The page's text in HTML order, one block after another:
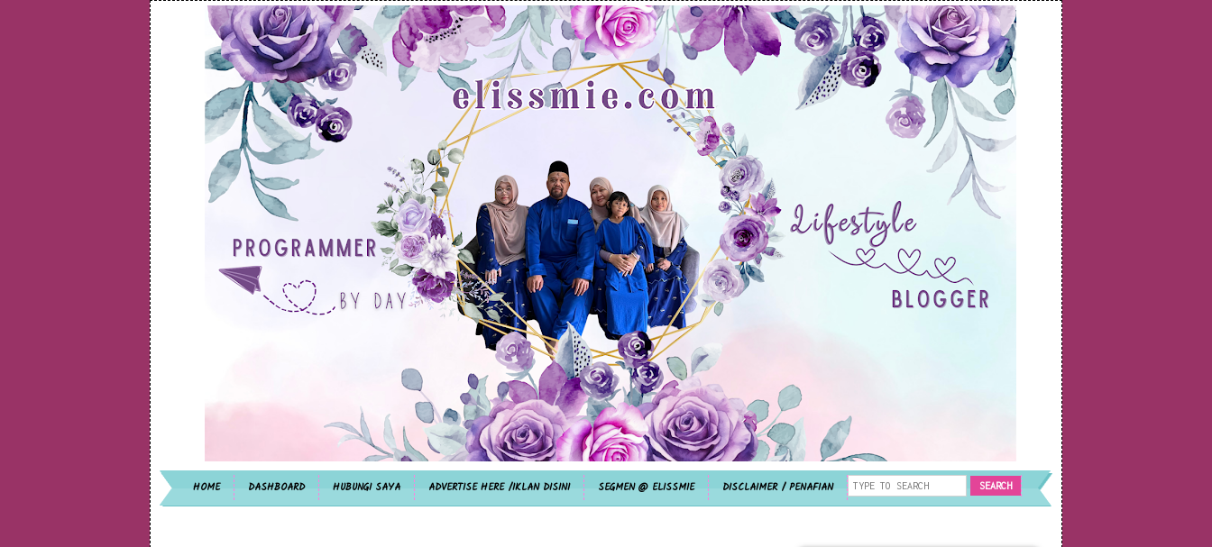
HOME DASHBOARD HUBUNGI SAYA ADVERTISE HERE /IKLAN DISINI SEGMEN @ ELISSMIE DISCLAIMER / PENAFIAN